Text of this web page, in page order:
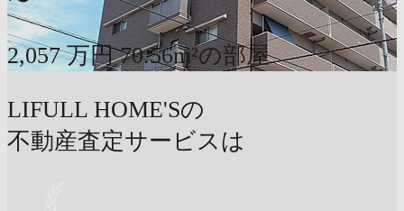
2,057 万円 70.56m²の部屋
LIFULL HOME'Sの
不動産査定サービスは